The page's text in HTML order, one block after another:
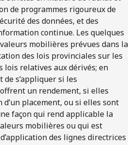
de programmes rigoureux de
des données, et des
continue. Les quelques
mobilières prévues dans la
des lois provinciales sur les
lois relatives aux dérivés; en
s’appliquer si les
un rendement, si elles
placement, ou si elles sont
façon qui rend applicable la
mobilières ou qui est
des lignes directrices